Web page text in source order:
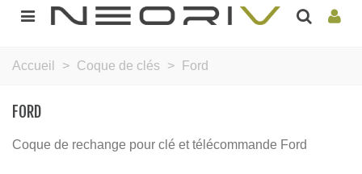
Accueil > Coque de clés > Ford
FORD
Coque de rechange pour clé et télécommande Ford